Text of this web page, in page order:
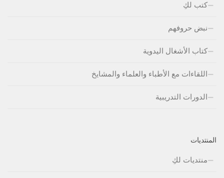
كتب لكِ
نبض حروفهم
كتاب الأشغال اليدوية
اللقاءات مع الأطباء والعلماء والمشايخ
الدورات التدريبية
المنتديات
منتديات لكِ